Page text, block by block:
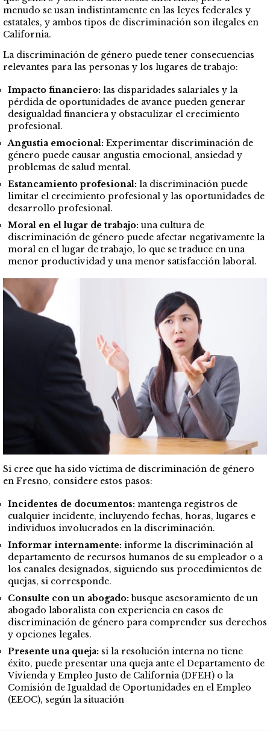
menudo se usan indistintamente en las leyes federales y
estatales, y ambos tipos de discriminación son ilegales en
California.
La discriminación de género puede tener consecuencias
relevantes para las personas y los lugares de trabajo:
Impacto financiero: las disparidades salariales y la
pérdida de oportunidades de avance pueden generar
desigualdad financiera y obstaculizar el crecimiento
profesional.
Angustia emocional: Experimentar discriminación de
género puede causar angustia emocional, ansiedad y
problemas de salud mental.
Estancamiento profesional: la discriminación puede
limitar el crecimiento profesional y las oportunidades de
desarrollo profesional.
Moral en el lugar de trabajo: una cultura de
discriminación de género puede afectar negativamente la
moral en el lugar de trabajo, lo que se traduce en una
menor productividad y una menor satisfacción laboral.
Si cree que ha sido víctima de discriminación de género
en Fresno, considere estos pasos:
Incidentes de documentos: mantenga registros de
cualquier incidente, incluyendo fechas, horas, lugares e
individuos involucrados en la discriminación.
Informar internamente: informe la discriminación al
departamento de recursos humanos de su empleador o a
los canales designados, siguiendo sus procedimientos de
quejas, si corresponde.
Consulte con un abogado:busque asesoramiento de un
abogado laboralista con experiencia en casos de
discriminación de género para comprender sus derechos
y opciones legales.
Presente una queja: si la resolución interna no tiene
éxito, puede presentar una queja ante el Departamento de
Vivienda y Empleo Justo de California (DFEH) o la
Comisión de Igualdad de Oportunidades en el Empleo
(EEOC), según la situación